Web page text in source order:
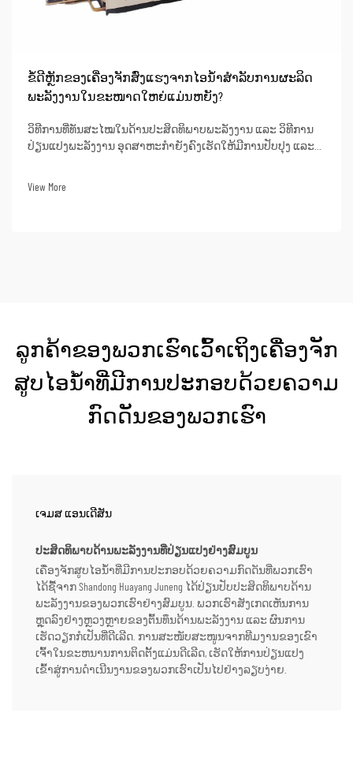
ຂໍ້ດີຫຼັກຂອງເຄື່ອງຈັກສົ່ງແຮງຈາກໄອນ້ຳສຳລັບການຜະລິດ
ພະລັງງານໃນຂະໜາດໃຫຍ່ແມ່ນຫຍັງ?
ວິທີການທີ່ທັນສະໄໝໃນດ້ານປະສິດທິພາບພະລັງງານ ແລະ ວິທີການ
ປ່ຽນແປງພະລັງງານ ອຸດສາຫະກຳຍັງຄົງເຮັດໃຫ້ມີການປັບປຸງ ແລະ
View More
ລູກຄ້າຂອງພວກເຮົາເວົ້າເຖິງເຄື່ອງຈັກ
ສູບໄອນ້ຳທີ່ມີການປະກອບດ້ວຍຄວາມ
ກົດດັນຂອງພວກເຮົາ
ເຈມສ ແອນເດີສັນ
ປະສິດທິພາບດ້ານພະລັງງານທີ່ປ່ຽນແປງຢ່າງສົມບູນ
ເຄື່ອງຈັກສູບໄອນ້ຳທີ່ມີການປະກອບດ້ວຍຄວາມກົດດັນທີ່ພວກເຮົາ
ໄດ້ຊື້ຈາກ Shandong Huayang Juneng ໄດ້ປ່ຽນປັບປະສິດທິພາບດ້ານ
ພະລັງງານຂອງພວກເຮົາຢ່າງສົມບູນ. ພວກເຮົາສັງເກດເຫັນການ
ຫຼຸດລົງຢ່າງຫຼວງຫຼາຍຂອງຕົ້ນທຶນດ້ານພະລັງງານ ແລະ ຜົນການ
ເຮັດວຽກກໍເປັນທີ່ດີເລີດ. ການສະໜັບສະໜູນຈາກທີມງານຂອງເຂົາ
ເຈົ້າໃນຂະຫນານການຕິດຕັ້ງແມ່ນດີເລີດ, ເຮັດໃຫ້ການປ່ຽນແປງ
ເຂົ້າສູ່ການດຳເນີນງານຂອງພວກເຮົາເປັນໄປຢ່າງລຽບງ່າຍ.